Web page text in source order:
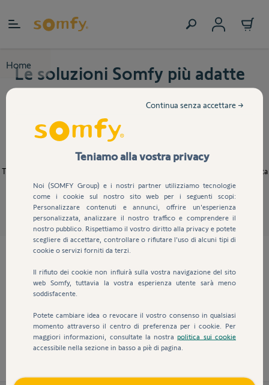
Home
Le soluzioni Somfy più adatte
a te
GUIDE ALL'ACQUISTO SOMFY
Scopri come avere una casa intelligente, sicura e connessa.
Trovate qui di seguito tutta la documentazione per universo di prodotto redatta
dai nostri tecnici e ingegneri Somfy per agevolarvi nella comprensione e nella
scelta delle nostre soluzioni per una casa confortevole e connessa.
Teniamo alla vostra privacy
Noi (SOMFY Group) e i nostri partner utilizziamo tecnologie
come i cookie sul nostro sito web per i seguenti scopi:
Personalizzare contenuti e annunci, offrire un'esperienza
personalizzata, analizzare il nostro traffico e comprendere il
nostro pubblico. Rispettiamo il vostro diritto alla privacy e potete
scegliere di accettare, controllare o rifiutare l'uso di alcuni tipi di
cookie o servizi forniti da terzi.
Il rifiuto dei cookie non influirà sulla vostra navigazione del sito
web Somfy, tuttavia la vostra esperienza utente sarà meno
soddisfacente.
Potete cambiare idea o revocare il vostro consenso in qualsiasi
momento attraverso il centro di preferenza per i cookie. Per
maggiori informazioni, consultate la nostrapolitica sui cookie
accessibile nella sezione in basso a piè di pagina.
Continua senza accettare →